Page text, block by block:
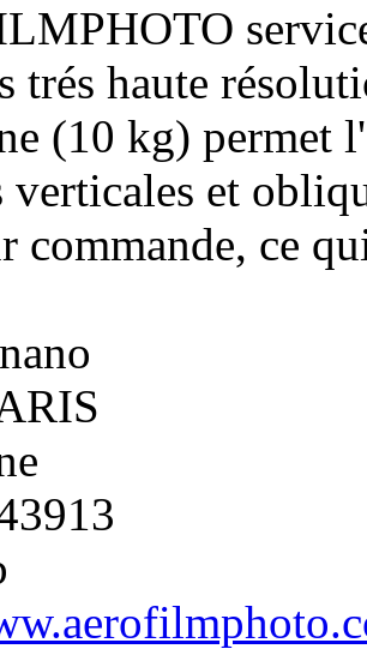
trés haute
(10 kg) permet
verticales et
commande, ce